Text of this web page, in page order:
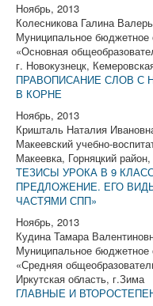
Ноябрь, 2013
Колесникова Галина
Муниципальное бюджетное
«Основная
г. Новокузнецк,
ПРАВОПИСАНИЕ СЛОВ
В КОРНЕ
Ноябрь, 2013
Кришталь Наталия
Макеевский учебно-
Макеевка, Горняцкий
ТЕЗИСЫ УРОКА В 9
ПРЕДЛОЖЕНИЕ. ЕГО
ЧАСТЯМИ СПП»
Ноябрь, 2013
Кудина Тамара
Муниципальное бюджетное
«Средняя
Иркутская область, г.Зима
ГЛАВНЫЕ И